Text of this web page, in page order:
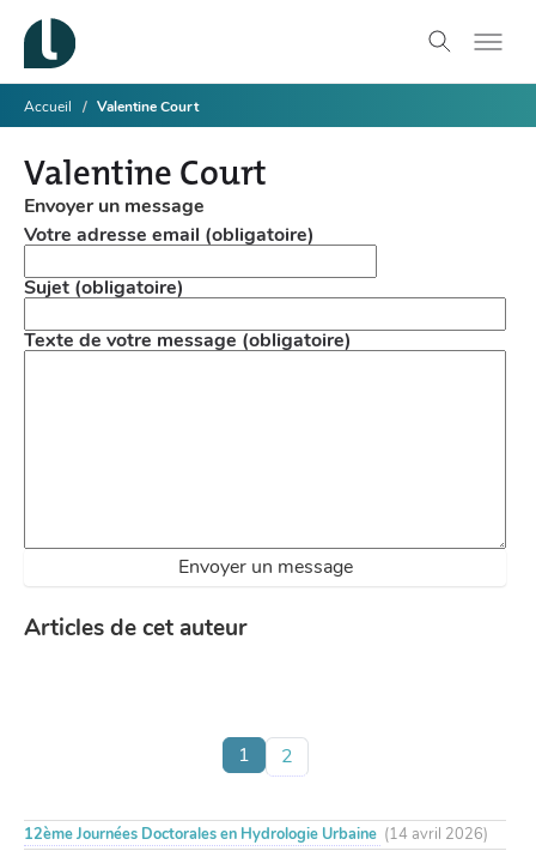
Accueil Valentine Court
Valentine Court
Envoyer un message
Votre adresse email (obligatoire)
Sujet (obligatoire)
Texte de votre message (obligatoire)
Articles de cet auteur
1 2
12ème Journées Doctorales en Hydrologie Urbaine (14 avril 2026)